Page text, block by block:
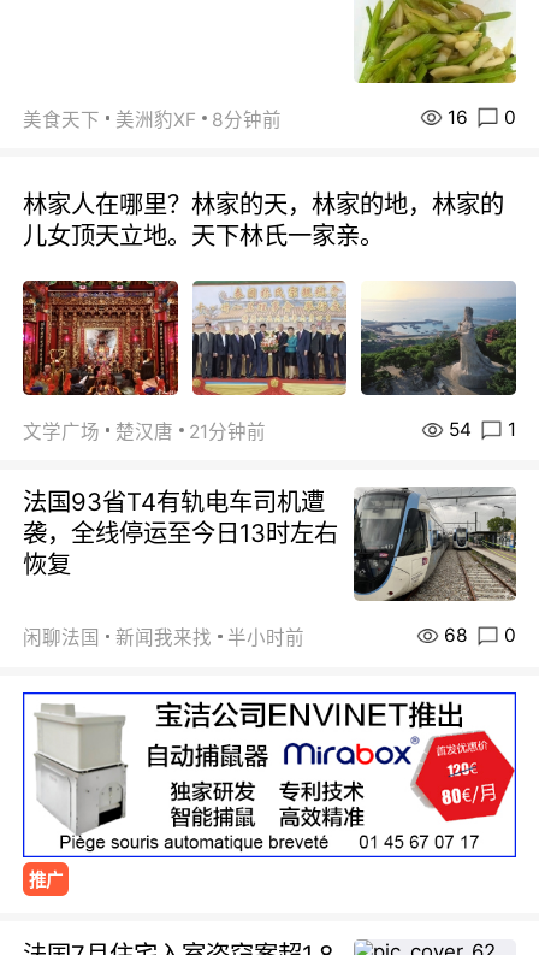
美食天下 美洲豹XF 8分钟前 16 0
林家人在哪里？林家的天，林家的地，林家的
儿女顶天立地。天下林氏一家亲。
文学广场 楚汉唐 21分钟前 54 1
法国93省T4有轨电车司机遭
袭，全线停运至今日13时左右
恢复
闲聊法国 新闻我来找 半小时前 68 0
推广